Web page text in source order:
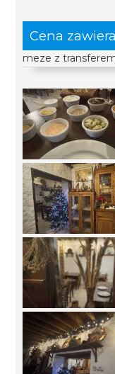
Cena zawiera
meze z